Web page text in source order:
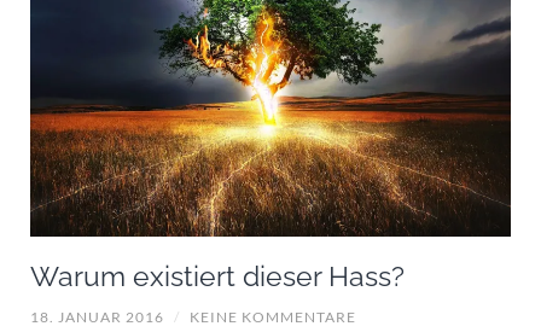
Warum existiert dieser Hass?
18. JANUAR 2016 / KEINE KOMMENTARE